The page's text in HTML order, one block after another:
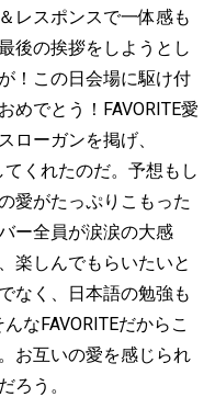
レスポンスで一体感も
後の挨拶をしようとし
！この日会場に駆け付
めでとう！ FAVORITE愛
ローガンを掲げ、
くれたのだ。予想もし
愛がたっぷりこもった
ー全員が涙涙の大感
楽しんでもらいたいと
なく、日本語の勉強も
んなFAVORITEだからこ
お互いの愛を感じられ
ろう。